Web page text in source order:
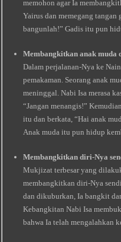
memohon agar Ia
Yairus dan memegang
bangunlah!” Gadis itu pun
Membangkitkan anak muda
Dalam perjalanan-Nya ke
pemakaman. Seorang anak
meninggal. Nabi Isa merasa
“Jangan menangis!”
itu dan berkata, “Hai anak
Anak muda itu pun hidup
Membangkitkan diri-Nya
Mukjizat terbesar yang
membangkitkan diri-Nya
dan dikuburkan, Ia bangkit
Kebangkitan Nabi Isa
bahwa Ia telah mengalahkan